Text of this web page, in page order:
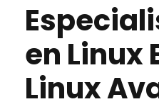
en Linux
Linux